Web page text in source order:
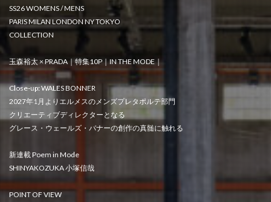
SS26 WOMENS / MENS
PARIS MILAN LONDON NY TOKYO
COLLECTION
玉森裕太 × PRADA｜特集10P｜IN THE MODE｜
Close-up: WALES BONNER
2027年1月よりエルメスのメンズプレタポルテ部門
クリエーティブディレクターとなる
グレース・ウェールズ・バナーの創作の真髄に触れる
新連載 Poem in Mode
SHINYAKOZUKA 小塚信哉
POINT OF VIEW